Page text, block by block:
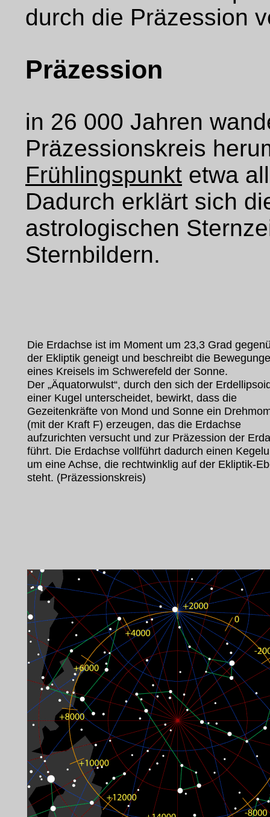
durch die Präzession
Präzession
in 26 000 Jahren
Präzessionskreis
Frühlingspunkt etwa
Dadurch erklärt sich
astrologischen
Sternbildern.
Die Erdachse ist im Moment um 23,3 Grad
der Ekliptik geneigt und beschreibt die
eines Kreisels im Schwerefeld der Sonne.
Der „Äquatorwulst“, durch den sich der
einer Kugel unterscheidet, bewirkt, dass die
Gezeitenkräfte von Mond und Sonne ein
(mit der Kraft F) erzeugen, das die Erdachse
aufzurichten versucht und zur Präzession der
führt. Die Erdachse vollführt dadurch einen
um eine Achse, die rechtwinklig auf der Ekliptik-
steht. (Präzessionskreis)